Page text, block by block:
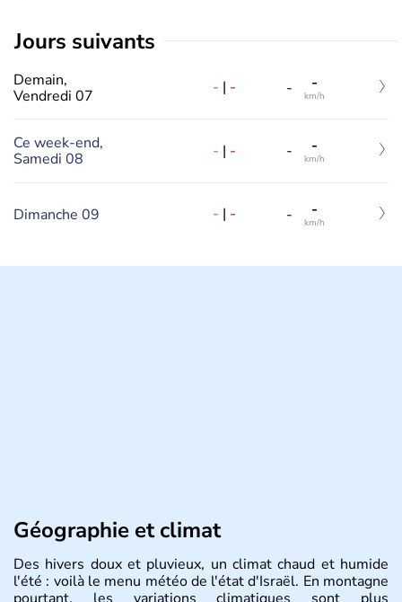
jours suivants
Demain,
Vendredi 07
- | - - -
km/h
Ce week-end,
Samedi 08
- | - - -
km/h
Dimanche 09 - | - - -
km/h
Géographie et climat
Des hivers doux et pluvieux, un climat chaud et humide
l'été : voilà le menu météo de l'état d'Israël. En montagne
pourtant, les variations climatiques sont plus